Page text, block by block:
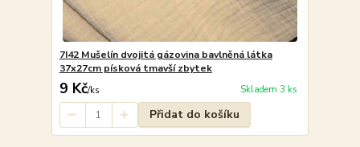
7I42 Mušelín dvojitá gázovina bavlněná látka
37x27cm písková tmavší zbytek
9 Kč/ks Skladem 3 ks
Přidat do košíku